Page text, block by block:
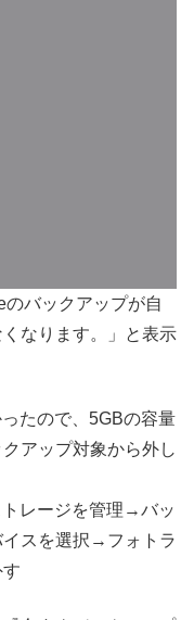
のバックアップが自
なります。」と表示
たので、5GBの容量
アップ対象から外し
レージを管理→バッ
スを選択→フォトラ